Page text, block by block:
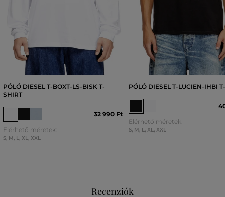
PÓLÓ DIESEL T-BOXT-LS-BISK T-
SHIRT
32 990 Ft
Elérhető méretek:
S, M, L, XL, XXL
PÓLÓ DIESEL T-LUCIEN-IHBI
Elérhető méretek:
S, M, L, XL, XXL
Recenziók